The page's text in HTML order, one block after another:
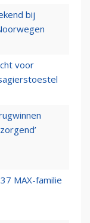
bij
voor
MAX-familie